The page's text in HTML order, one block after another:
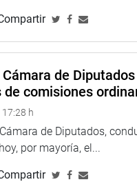
congresoperu>
www.youtube.com/
<https://
de
comisiones
h
de Diputados,
por mayoría, el...